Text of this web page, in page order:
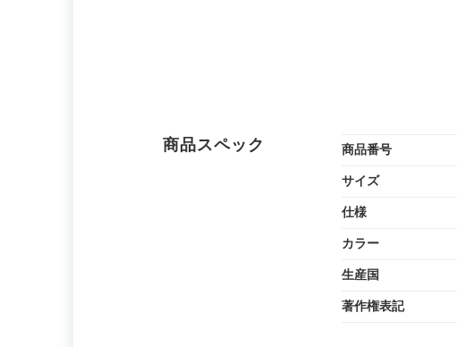
商品スペック 商品番号
サイズ
仕様
カラー
生産国
著作権表記